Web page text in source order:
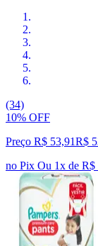
(34)
10% OFF
Preço R$ 53,91R$
no Pix Ou 1x de R$